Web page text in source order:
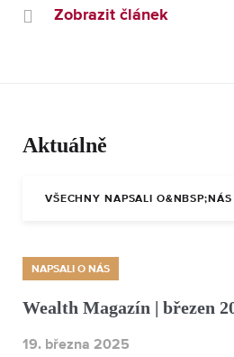
Zobrazit článek
Aktuálně
VŠECHNY NAPSALI O&NBSP;NÁS
NAPSALI O NÁS
Wealth Magazín | březen
19. března 2025